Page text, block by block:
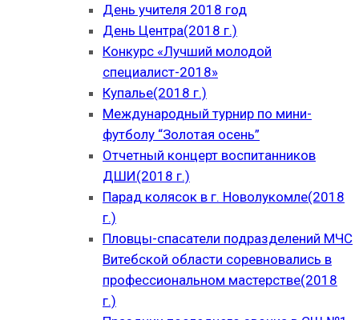
День учителя 2018 год
День Центра(2018 г.)
Конкурс «Лучший молодой
специалист-2018»
Купалье(2018 г.)
Международный турнир по мини-
футболу “Золотая осень”
Отчетный концерт воспитанников
ДШИ(2018 г.)
Парад колясок в г. Новолукомле(2018
г.)
Пловцы-спасатели подразделений МЧС
Витебской области соревновались в
профессиональном мастерстве(2018
г.)